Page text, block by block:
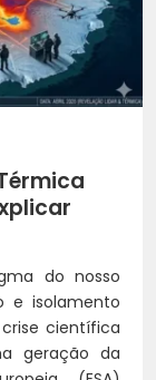
do nosso
e isolamento
científica
geração da